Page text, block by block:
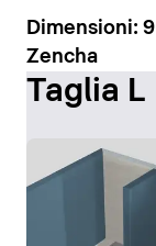
Dimensioni: 9
Zencha
Taglia L